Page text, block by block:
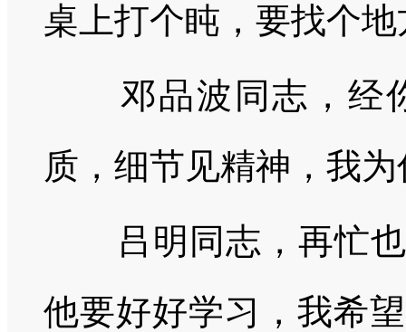
桌上打个盹，要找个
邓品波同志，经你
质，细节见精神，我
吕明同志，再忙也
他要好好学习，我希